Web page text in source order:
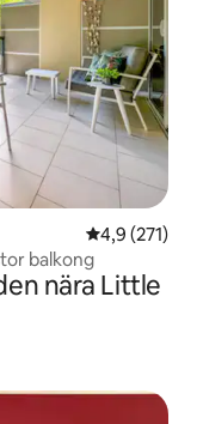
4,9 av 5 i
4,9 (271)
balkong
nära Little